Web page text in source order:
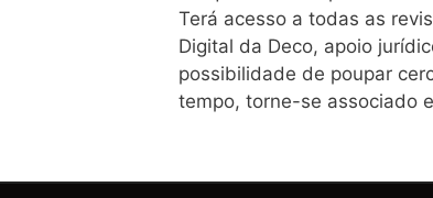
Terá acesso a todas as
Digital da Deco, apoio
possibilidade de poupar
tempo, torne-se associado